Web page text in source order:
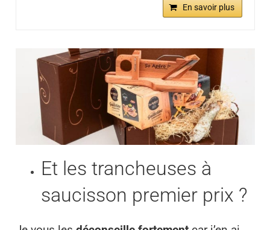
En savoir plus
Et les trancheuses à
saucisson premier prix ?